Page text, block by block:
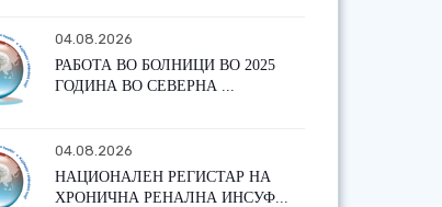
04.08.2026
РАБОТА ВО БОЛНИЦИ ВО 2025
ГОДИНА ВО СЕВЕРНА ...
04.08.2026
НАЦИОНАЛЕН РЕГИСТАР НА
ХРОНИЧНА РЕНАЛНА ИНСУФ...